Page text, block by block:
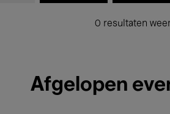
0 resultaten
Afgelopen